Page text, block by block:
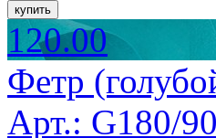
120.00
Фетр
Арт.: G180/